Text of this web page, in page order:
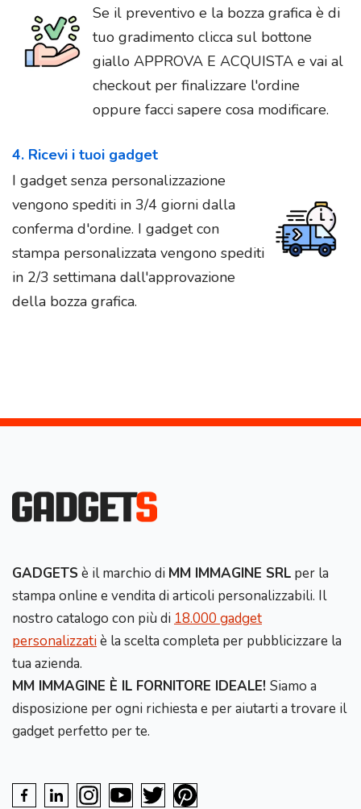
Se il preventivo e la bozza grafica è di
tuo gradimento clicca sul bottone
giallo APPROVA E ACQUISTA e vai al
checkout per finalizzare l'ordine
oppure facci sapere cosa modificare.
4. Ricevi i tuoi gadget
I gadget senza personalizzazione
vengono spediti in 3/4 giorni dalla
conferma d'ordine. I gadget con
stampa personalizzata vengono spediti
in 2/3 settimana dall'approvazione
della bozza grafica.
GADGETS è il marchio di MM IMMAGINE SRL per la
stampa online e vendita di articoli personalizzabili. Il
nostro catalogo con più di 18.000 gadget
personalizzatiè la scelta completa per pubblicizzare la
tua azienda.
MM IMMAGINE È IL FORNITORE IDEALE! Siamo a
disposizione per ogni richiesta e per aiutarti a trovare il
gadget perfetto per te.